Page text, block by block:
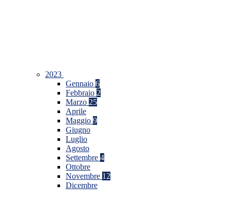
2023
Gennaio 6
Febbraio 2
Marzo 25
Aprile
Maggio 9
Giugno
Luglio
Agosto
Settembre 4
Ottobre
Novembre 12
Dicembre